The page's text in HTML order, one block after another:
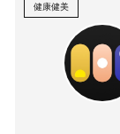
健康健美